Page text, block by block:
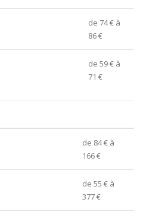
de 74 € à
86 €
de 59 € à
71 €
de 84 € à
166 €
de 55 € à
377 €